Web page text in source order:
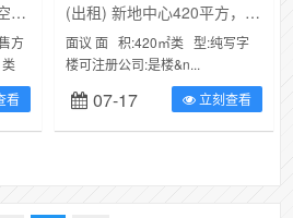
新地中心1000㎡ 坐拥天空 简装办公家具齐全 随时可以入驻
方
12
看
(出租) 新地中心420平方，适合做接待，豪装带家具招租
面议 面 积:420㎡类 型:纯写字
楼可注册公司:是楼&n...
07-17 立刻查看